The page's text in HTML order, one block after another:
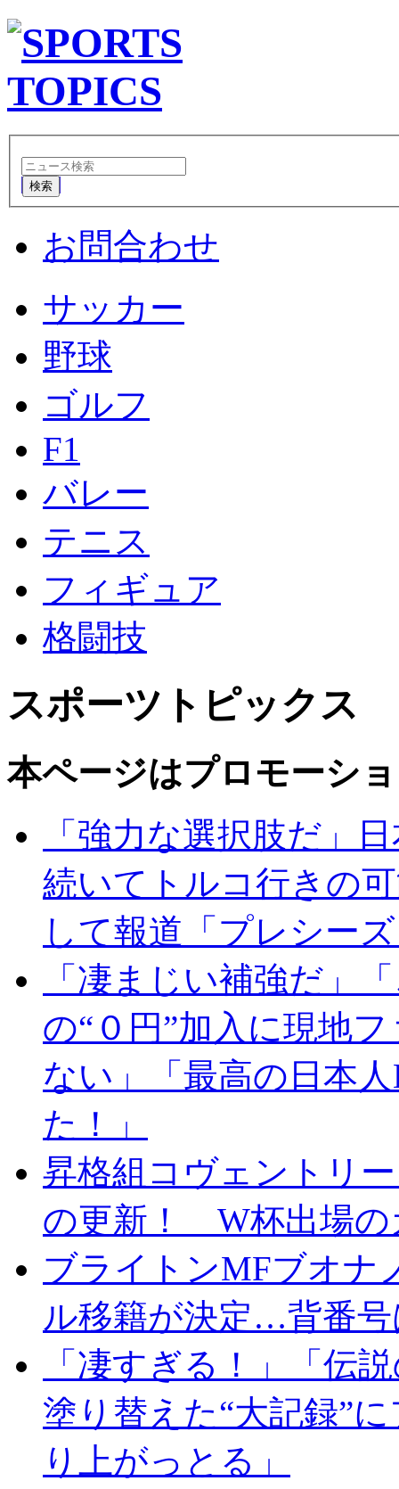
検索
お問合わせ
サッカー
野球
ゴルフ
F1
バレー
テニス
フィギュア
格闘技
スポーツトピックス
本ページはプロモーシ
「強力な選択肢だ」
続いてトルコ行きの
して報道「プレシー
「凄まじい補強だ」
の“０円”加入に現地
ない」「最高の日本
た！」
昇格組コヴェントリ
の更新！ W杯出場の
ブライトンMFブオナ
ル移籍が決定…背番号
「凄すぎる！」「伝
塗り替えた“大記録”
り上がっとる」